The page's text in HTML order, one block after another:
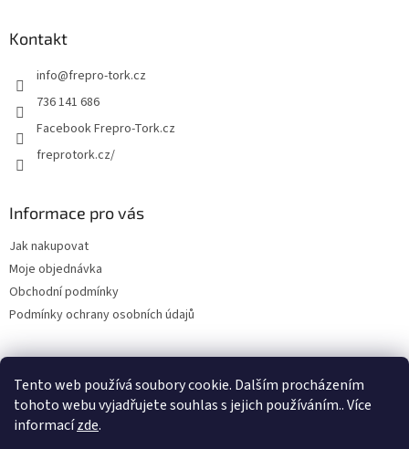
Tento web používá soubory cookie. Dalším procházením
tohoto webu vyjadřujete souhlas s jejich používáním.. Více
informacízde.
Kontakt
info@frepro-tork.cz
736 141 686
Facebook Frepro-Tork.cz
freprotork.cz/
Informace pro vás
Jak nakupovat
Moje objednávka
Obchodní podmínky
Podmínky ochrany osobních údajů
Facebook FREPRO-TORK.CZ Instagram FREPRO-TORK.cz